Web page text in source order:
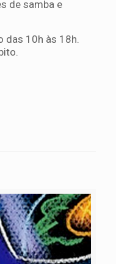
de samba e
das 10h às 18h.